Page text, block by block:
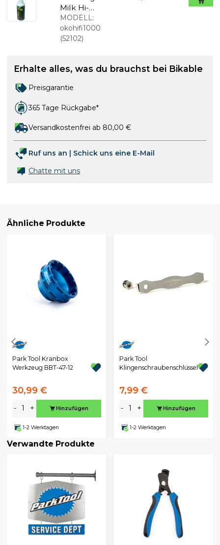
Milk Hi-
Fibre
Dichtung
für Tubeless
MODELL:
okohifi1000
(52102)
Erhalte alles, was du brauchst bei Bikable
Preisgarantie
365 Tage Rückgabe*
Versandkostenfrei ab 80,00 €
Ruf uns an
Schick uns eine E-Mail
Chatte mit uns
Ähnliche Produkte
Park Tool Kranbox
Werkzeug BBT-47-12
30,99 €
- + Hinzufügen
1-2 Werktagen
Park Tool
Klingenschraubenschlüssel
7,99 €
- + Hinzufügen
1-2 Werktagen
Verwandte Produkte